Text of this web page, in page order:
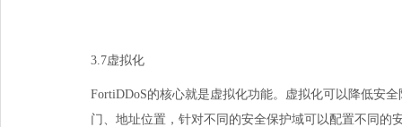
3.7虚拟化
FortiDDoS的核心就是虚拟化功能。虚拟化可以降低安
门、地址位置，针对不同的安全保护域可以配置不同的